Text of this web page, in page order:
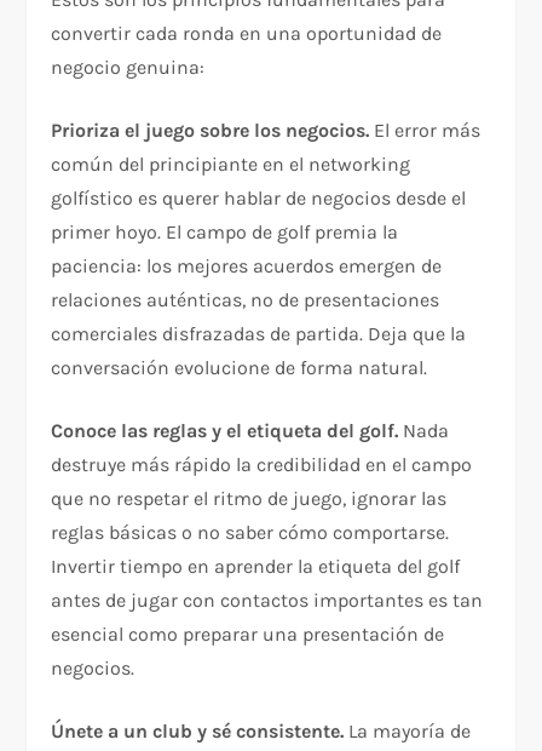
convertir cada ronda en una oportunidad de
negocio genuina:
Prioriza el juego sobre los negocios. El error más
común del principiante en el networking
golfístico es querer hablar de negocios desde el
primer hoyo. El campo de golf premia la
paciencia: los mejores acuerdos emergen de
relaciones auténticas, no de presentaciones
comerciales disfrazadas de partida. Deja que la
conversación evolucione de forma natural.
Conoce las reglas y el etiqueta del golf. Nada
destruye más rápido la credibilidad en el campo
que no respetar el ritmo de juego, ignorar las
reglas básicas o no saber cómo comportarse.
Invertir tiempo en aprender la etiqueta del golf
antes de jugar con contactos importantes es tan
esencial como preparar una presentación de
negocios.
Únete a un club y sé consistente. La mayoría de